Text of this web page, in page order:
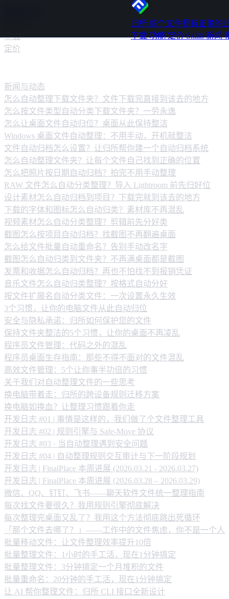
归所 每个文件都有正确的
下载功能定价Skills新闻
下载
定价
新闻与动态
怎么自动整理下载文件夹？文件下载完直接到该去的地方
怎么按文件类型自动分类下载文件夹？一劳永逸
怎么让桌面文件自动归位？桌面从此保持整洁
Windows 桌面文件自动整理：不用手动，开机就整洁
文件自动归档怎么设置？让归所帮你建一个自动归档系统
怎么自动整理文件夹？让每个文件自己找到正确的位置
怎么把照片按日期自动归档？拍完不用手动整理
RAW 文件怎么自动分类整理？导入 Lightroom 前先归好位
设计素材怎么自动归档到项目？下载完就到该去的地方
下载的字体和图标怎么自动归类？素材库不再混乱
视频素材怎么自动分类整理？剪辑前先分好类
截图怎么按项目自动归档？找截图不再翻遍桌面
怎么给文件批量自动重命名？告别手动改名字
截图怎么自动归类到文件夹？不再满桌面都是截图
发票和收据怎么自动归档？再也不怕找不到报销凭证
音乐文件怎么自动归类整理？按格式自动分好
按文件扩展名自动分类文件：一次设置永久生效
3个习惯，让你的电脑文件从此自动归位
安全与隐私承诺：归所如何保护您的文件
保持文件夹整洁的5个习惯，让你的桌面不再凌乱
程序员文件管理：代码之外的混乱
程序员桌面生存指南：那些不得不面对的文件混乱
高效文件管理：5个让你事半功倍的习惯
关于我们对自动整理文件的一些思考
换电脑带着走：归所的跨设备规则迁移方案
换电脑如换血？让整理习惯跟着你走
开发日志 #01 | 事情是这样的，我们做了个文件整理工具
开发日志 #02 | 规则引擎与 Safe-Move 协议
开发日志 #03 · 当自动整理遇到安全问题
开发日志 #04 | 自动整理规则交互审计与下一阶段规划
开发日志 | FinalPlace 本周进展 (2026.03.21 - 2026.03.27)
开发日志 | FinalPlace 本周进展 (2026.03.28 – 2026.03.29)
微信、QQ、钉钉、飞书——聊天软件文件统一整理指南
每次找文件要很久？我用规则引擎彻底解决
每次整理完桌面又乱了？我用这个方法彻底跳出死循环
「那个文件去哪了？」——工作中的文件焦虑，你不是一个人
批量移动文件：让文件整理效率提升10倍
批量整理文件：1小时的手工活，现在1分钟搞定
批量整理文件：3分钟搞定一个月堆积的文件
批量重命名：20分钟的手工活，现在1分钟搞定
让 AI 帮你整理文件：归所 CLI 接口全新设计